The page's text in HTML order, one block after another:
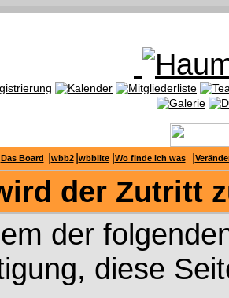
Das Board wbb2 wbblite Wo finde ich was
der Zutritt
der
diese